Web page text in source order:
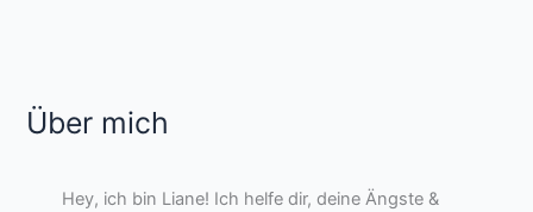
Über mich
Hey, ich bin Liane! Ich helfe dir, deine Ängste &